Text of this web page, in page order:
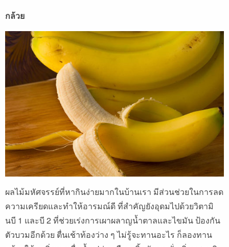
กล้วย
ผลไม้มหัศจรรย์ที่หากินง่ายมากในบ้านเรา มีส่วนช่วยในการลด
ความเครียดและทำให้อารมณ์ดี ที่สำคัญยังอุดมไปด้วยวิตามิ
นบี 1 และบี 2 ที่ช่วยเร่งการเผาผลาญน้ำตาลและไขมัน ป้องกัน
ตัวบวมอีกด้วย ตื่นเช้าท้องว่าง ๆ ไม่รู้จะทานอะไร ก็ลองทาน